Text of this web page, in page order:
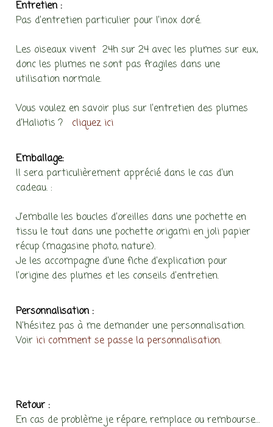
Entretien :
Pas d’entretien particulier pour l’inox doré.
Les oiseaux vivent 24h sur 24 avec les plumes sur eux,
donc les plumes ne sont pas fragiles dans une
utilisation normale.
Vous voulez en savoir plus sur l’entretien des plumes
d’Haliotis ?
cliquez ici
Emballage:
Il sera particulièrement apprécié dans le cas d’un
cadeau. :
J’emballe les boucles d’oreilles dans une pochette en
tissu le tout dans une pochette origami en joli papier
récup (magasine photo, nature).
Je les accompagne d’une fiche d’explication pour
l’origine des plumes et les conseils d’entretien.
Personnalisation :
N’hésitez pas à me demander une personnalisation.
Voirici comment se passe la personnalisation.
Retour :
En cas de problème je répare, remplace ou rembourse…